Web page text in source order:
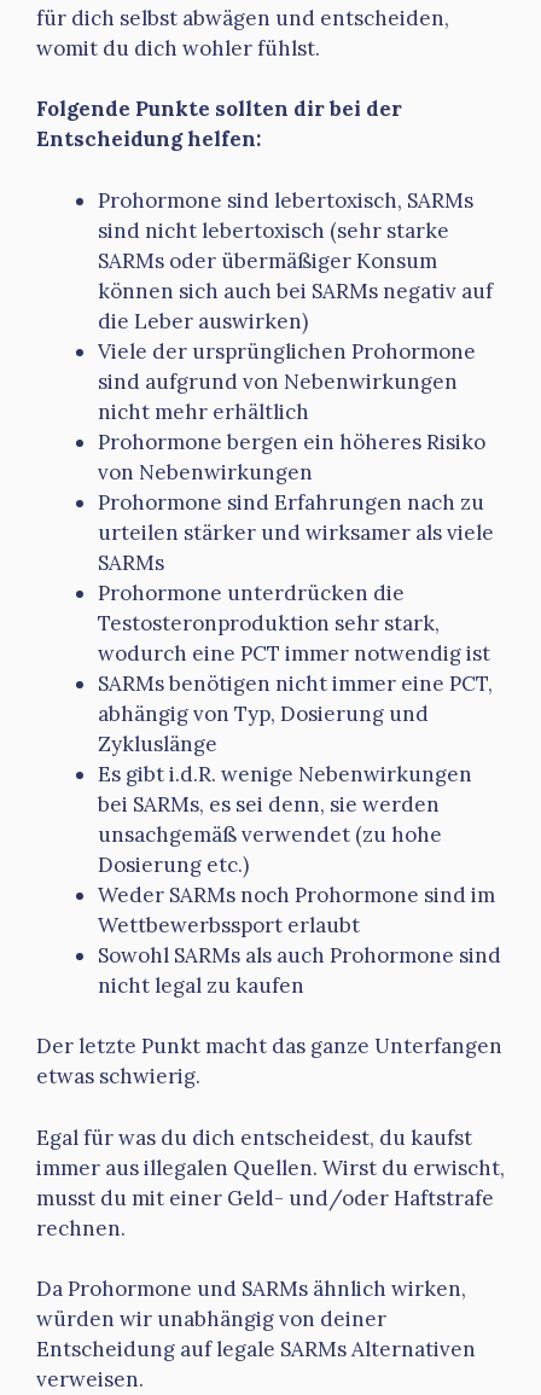
für dich selbst abwägen und entscheiden,
womit du dich wohler fühlst.
Folgende Punkte sollten dir bei der
Entscheidung helfen:
Prohormone sind lebertoxisch, SARMs
sind nicht lebertoxisch (sehr starke
SARMs oder übermäßiger Konsum
können sich auch bei SARMs negativ auf
die Leber auswirken)
Viele der ursprünglichen Prohormone
sind aufgrund von Nebenwirkungen
nicht mehr erhältlich
Prohormone bergen ein höheres Risiko
von Nebenwirkungen
Prohormone sind Erfahrungen nach zu
urteilen stärker und wirksamer als viele
SARMs
Prohormone unterdrücken die
Testosteronproduktion sehr stark,
wodurch eine PCT immer notwendig ist
SARMs benötigen nicht immer eine PCT,
abhängig von Typ, Dosierung und
Zykluslänge
Es gibt i.d.R. wenige Nebenwirkungen
bei SARMs, es sei denn, sie werden
unsachgemäß verwendet (zu hohe
Dosierung etc.)
Weder SARMs noch Prohormone sind im
Wettbewerbssport erlaubt
Sowohl SARMs als auch Prohormone sind
nicht legal zu kaufen
Der letzte Punkt macht das ganze Unterfangen
etwas schwierig.
Egal für was du dich entscheidest, du kaufst
immer aus illegalen Quellen. Wirst du erwischt,
musst du mit einer Geld- und/oder Haftstrafe
rechnen.
Da Prohormone und SARMs ähnlich wirken,
würden wir unabhängig von deiner
Entscheidung auf legale SARMs Alternativen
verweisen.